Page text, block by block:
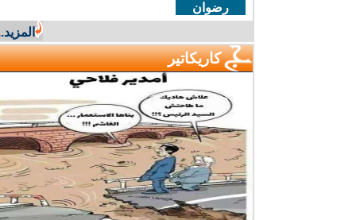
رضوان
المزيد...
كاريكاتير